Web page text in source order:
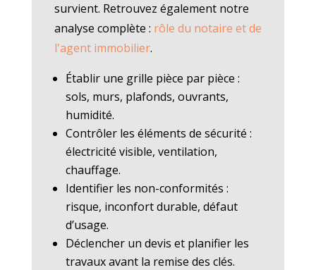
survient. Retrouvez également notre
analyse complète : rôle du notaire et de
l'agent immobilier.
Établir une grille pièce par pièce :
sols, murs, plafonds, ouvrants,
humidité.
Contrôler les éléments de sécurité :
électricité visible, ventilation,
chauffage.
Identifier les non-conformités :
risque, inconfort durable, défaut
d’usage.
Déclencher un devis et planifier les
travaux avant la remise des clés.